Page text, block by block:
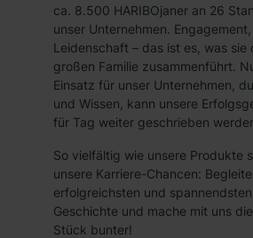
ca. 8.500 HARIBOjaner an 26
unser Unternehmen.
Leidenschaft – das ist es, was sie
großen Familie zusammenführt.
Einsatz für unser Unternehmen,
und Wissen, kann unsere
für Tag weiter geschrieben
So vielfältig wie unsere Produkte
unsere Karriere-Chancen:
erfolgreichsten und
Geschichte und mache mit uns
Stück bunter!